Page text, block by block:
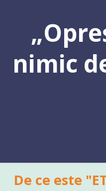
nimic
De ce este